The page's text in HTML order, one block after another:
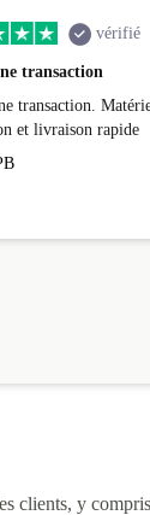
vérifié
transaction
transaction.
et livraison rapide
clients, y